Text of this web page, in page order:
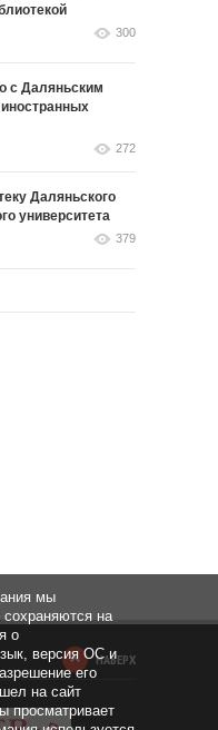
300
с Даляньским
272
Даляньского
университета
379
НАВЕРХ
мы
на
о
версия ОС и
его
на сайт
просматривает